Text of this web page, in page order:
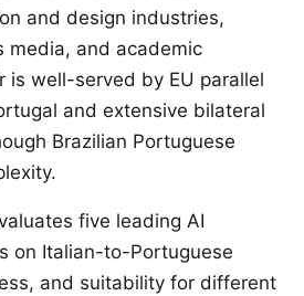
and design industries,
media, and academic
is well-served by EU parallel
and extensive bilateral
Brazilian Portuguese
five leading AI
on Italian-to-Portuguese
and suitability for different